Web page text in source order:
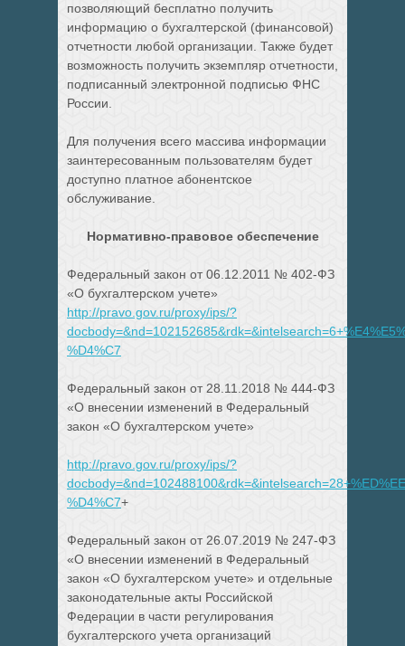
позволяющий бесплатно получить
информацию о бухгалтерской (финансовой)
отчетности любой организации. Также будет
возможность получить экземпляр отчетности,
подписанный электронной подписью ФНС
России.
Для получения всего массива информации
заинтересованным пользователям будет
доступно платное абонентское
обслуживание.
Нормативно-правовое обеспечение
Федеральный закон от 06.12.2011 № 402-ФЗ
«О бухгалтерском учете»
http://pravo.gov.ru/proxy/ips/?
%D4%C7
Федеральный закон от 28.11.2018 № 444-ФЗ
«О внесении изменений в Федеральный
закон «О бухгалтерском учете»
http://pravo.gov.ru/proxy/ips/?
%D4%C7+
Федеральный закон от 26.07.2019 № 247-ФЗ
«О внесении изменений в Федеральный
закон «О бухгалтерском учете» и отдельные
законодательные акты Российской
Федерации в части регулирования
бухгалтерского учета организаций